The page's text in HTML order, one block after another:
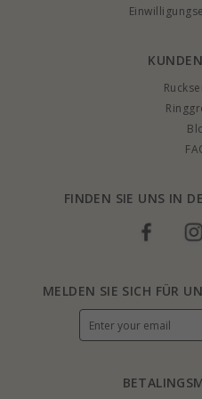
FINDEN SIE UNS IN
MELDEN SIE SICH FÜR